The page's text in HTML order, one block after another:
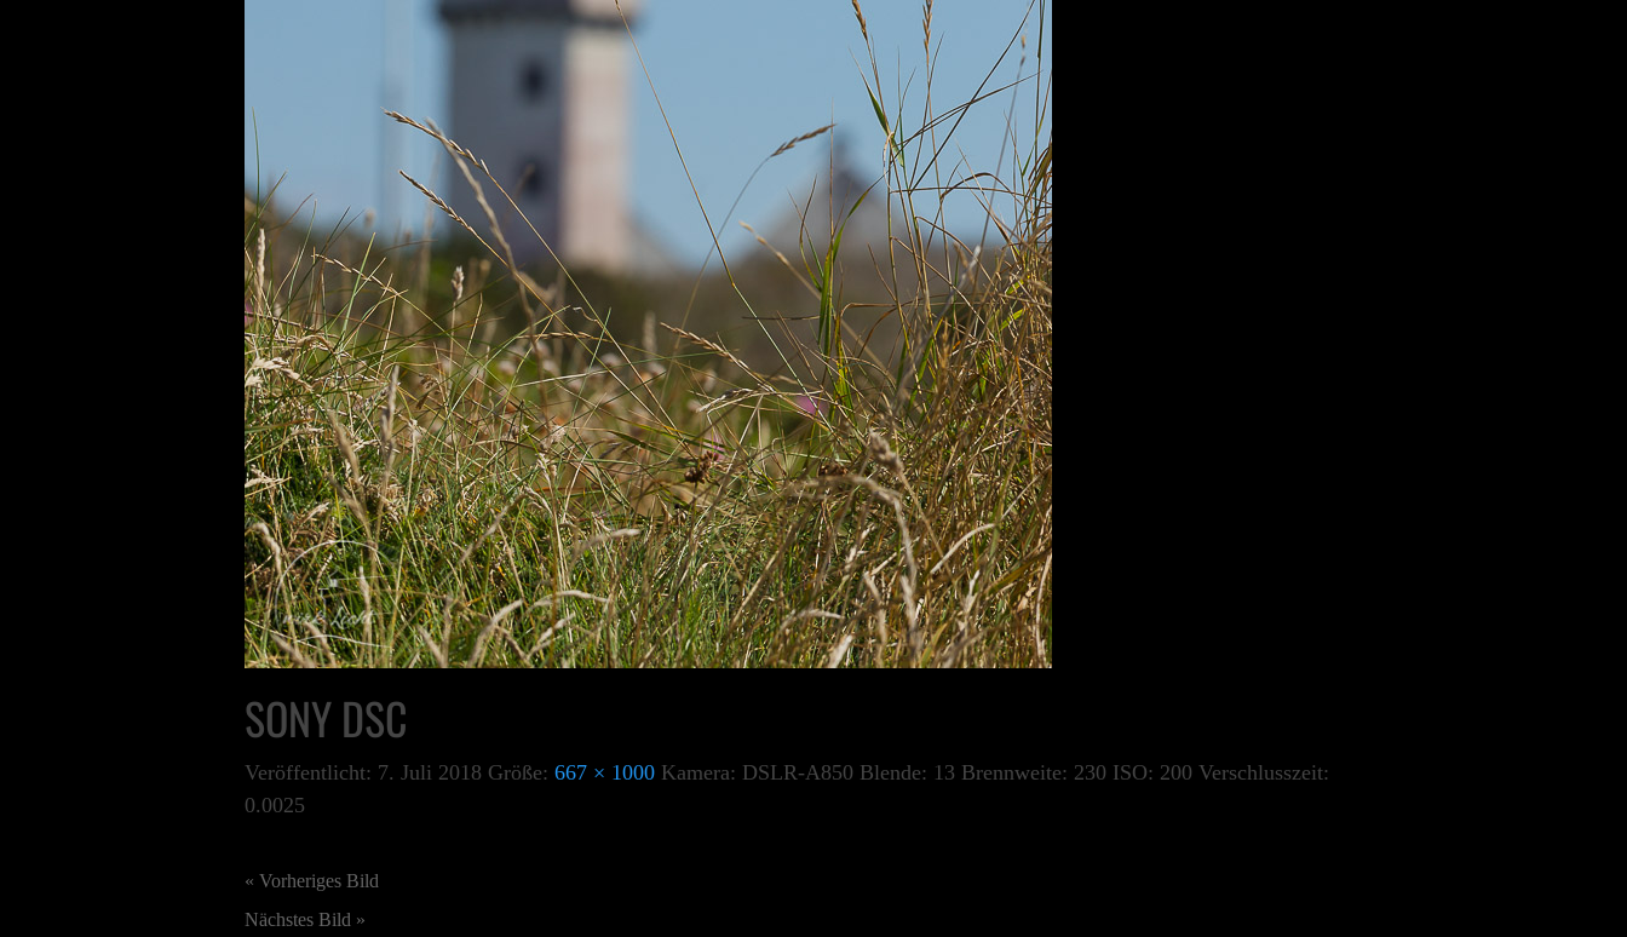
SONY DSC
Veröffentlicht: 7. Juli 2018 Größe: 667 × 1000 Kamera: DSLR-A850 Blende: 13 Brennweite: 230 ISO: 200 Verschlusszeit:
0.0025
« Vorheriges Bild
Nächstes Bild »